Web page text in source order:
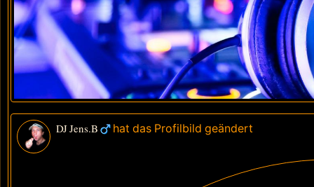
DJ Jens.B hat das Profilbild geändert